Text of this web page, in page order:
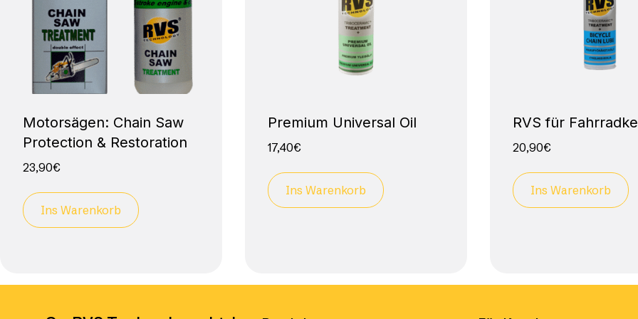
Motorsägen: Chain Saw
Protection & Restoration
23,90€
Ins Warenkorb
Premium Universal Oil
17,40€
Ins Warenkorb
RVS für
20,90€
Ins Warenkorb